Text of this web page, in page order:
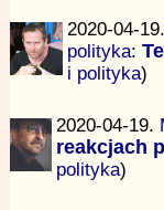
2020-04-19.
polityka:
i polityka)
2020-04-19.
reakcjach
polityka)